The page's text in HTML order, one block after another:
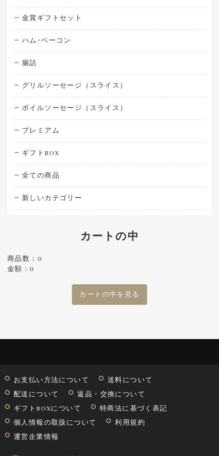
金賞ギフトセット
ハム･ベーコン
腸詰
グリルソーセージ（スライス）
ボイルソーセージ（スライス）
プレミアム
ギフトBOX
全ての商品
新しいカテゴリー
カートの中
商品数：0
金額：0
カートの中を見る
お支払い方法について
送料について
配送について
返品・交換について
ギフトBOXについて
特商法に基づく表記
個人情報の取扱について
利用規約
運営企業情報